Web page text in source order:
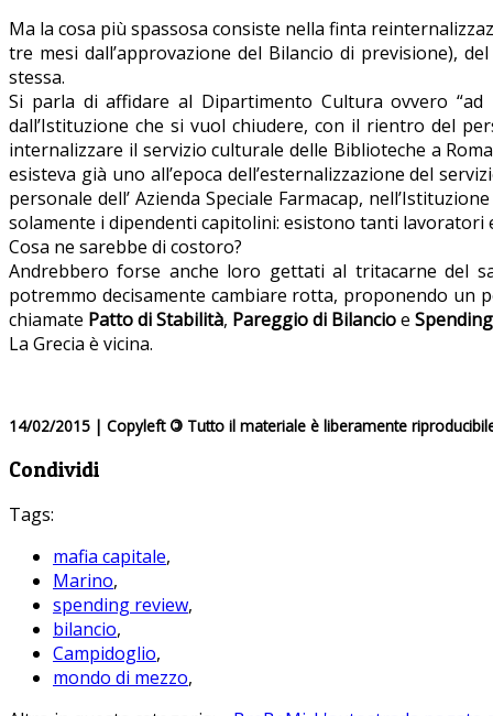
Ma la cosa più spassosa consiste nella finta
tre mesi dall’approvazione del Bilancio di previsione),
stessa.
Si parla di affidare al Dipartimento Cultura ovvero
dall’Istituzione che si vuol chiudere, con il rientro del
internalizzare il servizio culturale delle Biblioteche a
esisteva già uno all’epoca dell’esternalizzazione del
personale dell’ Azienda Speciale Farmacap,
solamente i dipendenti capitolini: esistono tanti
Cosa ne sarebbe di costoro?
Andrebbero forse anche loro gettati al tritacarne del
potremmo decisamente cambiare rotta, proponendo un
chiamate Patto di Stabilità, Pareggio di Bilancioe
La Grecia è vicina.
14/02/2015 | Copyleft © Tutto il materiale è liberamente
Condividi
Tags:
mafia capitale,
Marino,
spending review,
bilancio,
Campidoglio,
mondo di mezzo,